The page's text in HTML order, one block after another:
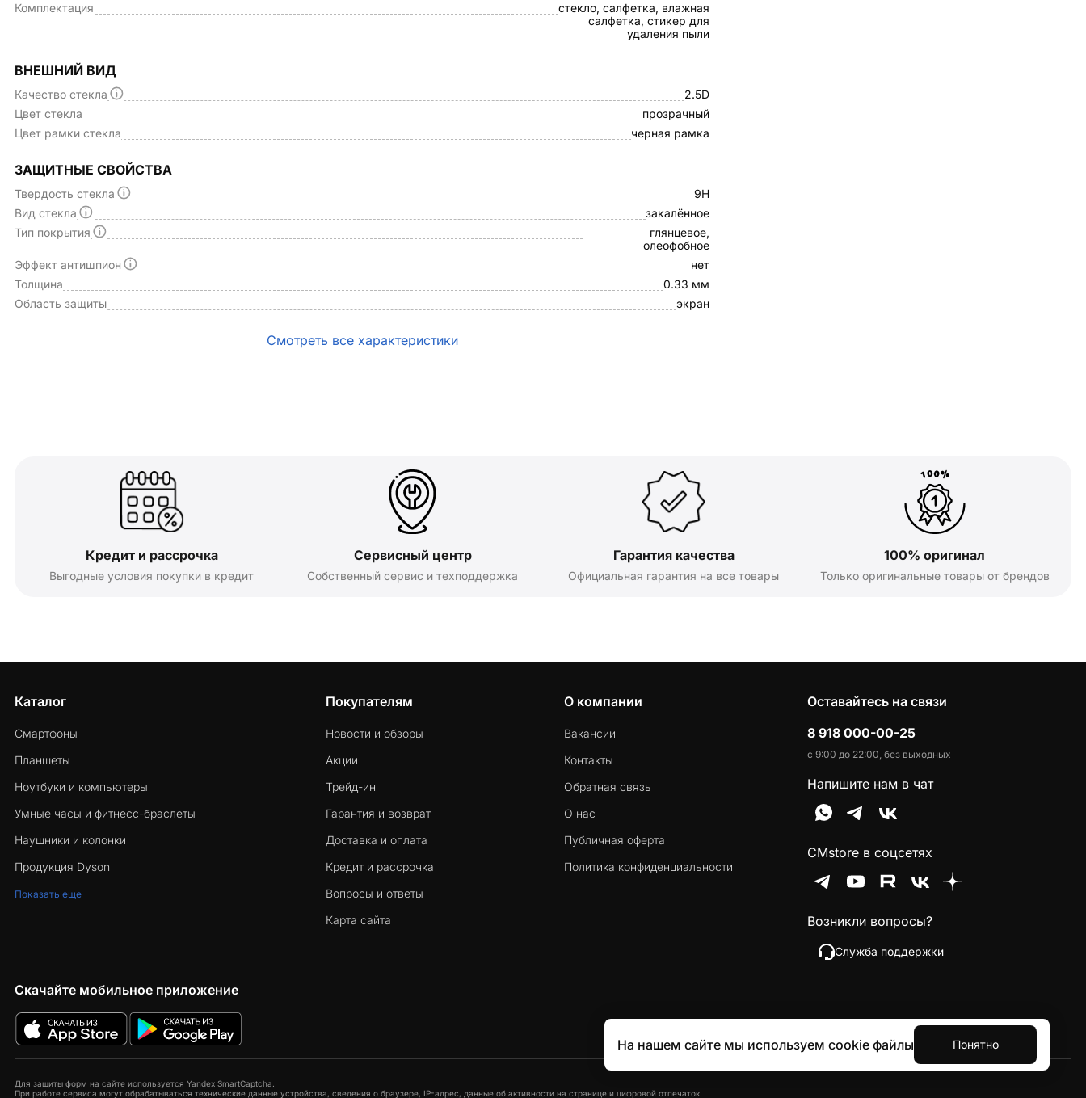
Комплектация
стекло, салфетка, влажная
салфетка, стикер для
удаления пыли
ВНЕШНИЙ ВИД
Качество стекла
2.5D
Цвет стекла
прозрачный
Цвет рамки стекла
черная рамка
ЗАЩИТНЫЕ СВОЙСТВА
Твердость стекла
9H
Вид стекла
закалённое
Тип покрытия
глянцевое,
олеофобное
Эффект антишпион
нет
Толщина
0.33 мм
Область защиты
экран
Смотреть все характеристики
Кредит и рассрочка
Выгодные условия покупки в кредит
Сервисный центр
Собственный сервис и техподдержка
Гарантия качества
Официальная гарантия на все товары
100% оригинал
Только оригинальные товары от брендов
Каталог
Смартфоны
Планшеты
Ноутбуки и компьютеры
Умные часы и фитнесс-браслеты
Наушники и колонки
Продукция Dyson
Показать еще
Покупателям
Новости и обзоры
Акции
Трейд-ин
Гарантия и возврат
Доставка и оплата
Кредит и рассрочка
Вопросы и ответы
Карта сайта
О компании
Вакансии
Контакты
Обратная связь
О нас
Публичная оферта
Политика конфиденциальности
Оставайтесь на связи
8 918 000-00-25
с 9:00 до 22:00, без выходных
Напишите нам в чат
CMstore в соцсетях
Возникли вопросы?
Служба поддержки
Скачайте мобильное приложение
Для защиты форм на сайте используется Yandex SmartCaptcha.
При работе сервиса могут обрабатываться технические данные устройства, сведения о браузере, IP-адрес, данные об активности на странице и цифровой отпечаток
На нашем сайте мы используем cookie файлы Понятно